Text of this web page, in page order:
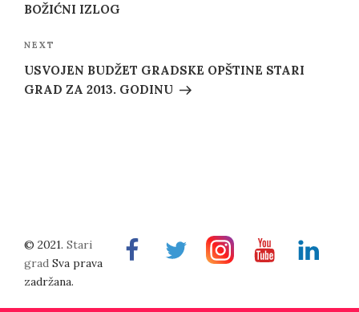
BOŽIĆNI IZLOG
Next
Post
NEXT
USVOJEN BUDŽET GRADSKE OPŠTINE STARI
GRAD ZA 2013. GODINU
FacebookTwitterInstragramYoutubeLinkedin
© 2021. Stari
grad Sva prava
zadržana.